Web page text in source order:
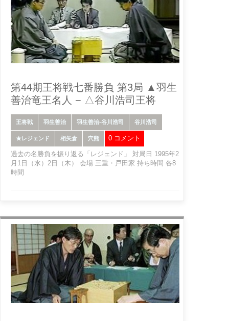
第44期王将戦七番勝負 第3局 ▲羽生
善治竜王名人 − △谷川浩司王将
王将戦 羽生善治 羽生善治-谷川浩司 谷川浩司
★レジェンド 相矢倉 穴熊 0 コメント
過去の名勝負を振り返る「レジェンド」 対局日 1995年2
月1日（水）2日（木） 会場 三重・戸田家 持ち時間 各8
時間